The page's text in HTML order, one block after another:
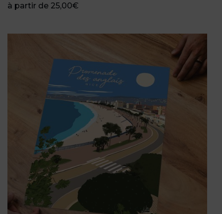
à partir de 25,00€